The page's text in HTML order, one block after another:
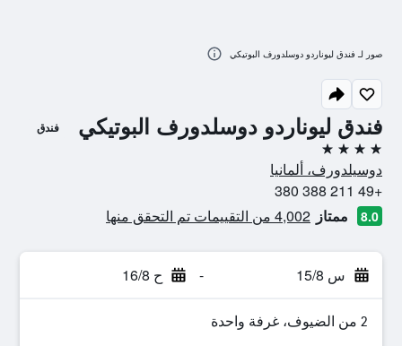
فندق ليوناردو دوسلدورف البوتيكي فندق
4 نجوم
دوسيلدورف، ألمانيا
+49 211 388 380
8.0 ممتاز 4,002 من التقييمات تم التحقق منها
س 15/8 - ح 16/8
2 من الضيوف، غرفة واحدة
صور لـ فندق ليوناردو دوسلدورف البوتيكي